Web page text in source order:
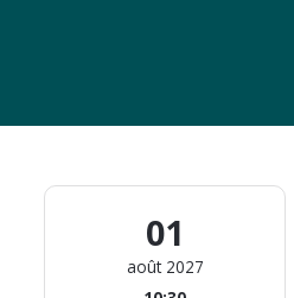
01
août 2027